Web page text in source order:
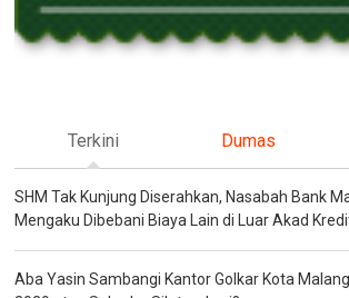
Terkini Dumas
SHM Tak Kunjung Diserahkan, Nasabah Bank
Mengaku Dibebani Biaya Lain di Luar Akad
Aba Yasin Sambangi Kantor Golkar Kota